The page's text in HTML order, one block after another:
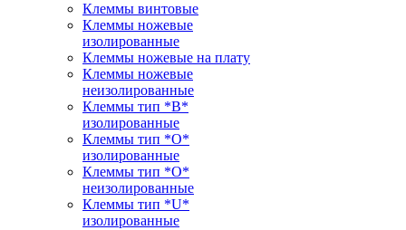
Клеммы винтовые
Клеммы ножевые
изолированные
Клеммы ножевые на плату
Клеммы ножевые
неизолированные
Клеммы тип *B*
изолированные
Клеммы тип *O*
изолированные
Клеммы тип *O*
неизолированные
Клеммы тип *U*
изолированные